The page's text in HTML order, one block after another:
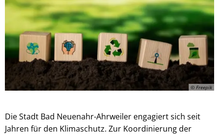
© Freepik
Die Stadt Bad Neuenahr-Ahrweiler engagiert sich seit
Jahren für den Klimaschutz. Zur Koordinierung der